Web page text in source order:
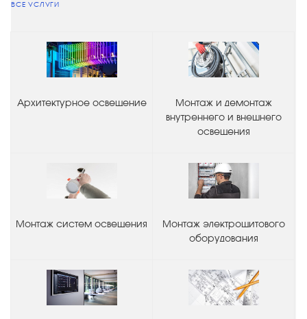
ВСЕ УСЛУГИ
Архитектурное освещение
Монтаж и демонтаж
внутреннего и внешнего
освещения
Монтаж систем освещения
Монтаж электрощитового
оборудования